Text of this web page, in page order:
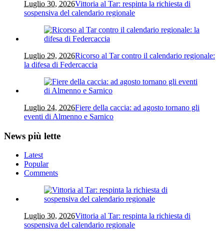
Luglio 30, 2026Vittoria al Tar: respinta la richiesta di
sospensiva del calendario regionale
Luglio 29, 2026Ricorso al Tar contro il calendario regionale:
la difesa di Federcaccia
Luglio 24, 2026Fiere della caccia: ad agosto tornano gli
eventi di Almenno e Sarnico
News più lette
Latest
Popular
Comments
Luglio 30, 2026Vittoria al Tar: respinta la richiesta di
sospensiva del calendario regionale